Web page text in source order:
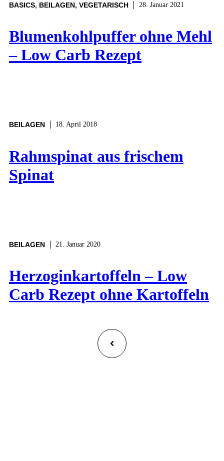
BASICS, BEILAGEN, VEGETARISCH 28. Januar 2021
Blumenkohlpuffer ohne Mehl
– Low Carb Rezept
BEILAGEN 18. April 2018
Rahmspinat aus frischem
Spinat
BEILAGEN 21. Januar 2020
Herzoginkartoffeln – Low
Carb Rezept ohne Kartoffeln